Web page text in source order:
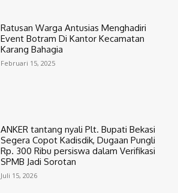
Ratusan Warga Antusias Menghadiri
Event Botram Di Kantor Kecamatan
Karang Bahagia
Februari 15, 2025
ANKER tantang nyali Plt. Bupati Bekasi
Segera Copot Kadisdik, Dugaan Pungli
Rp. 300 Ribu persiswa dalam Verifikasi
SPMB Jadi Sorotan
Juli 15, 2026